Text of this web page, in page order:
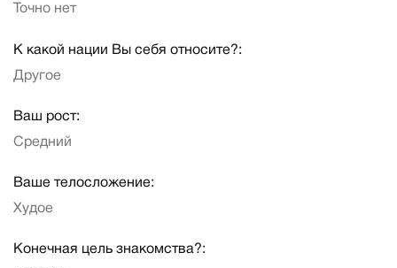
Точно нет
К какой нации Вы себя относите?:
Другое
Ваш рост:
Средний
Ваше телосложение:
Худое
Конечная цель знакомства?: